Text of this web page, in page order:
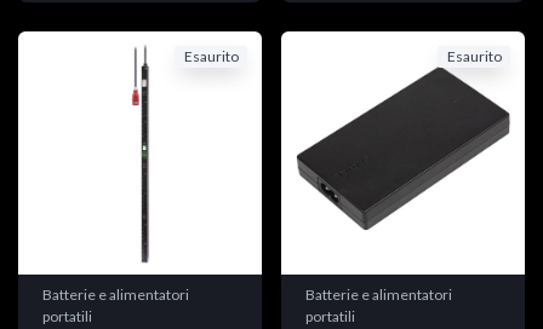
Esaurito
Batterie e alimentatori
portatili
Esaurito
Batterie e alimentatori
portatili